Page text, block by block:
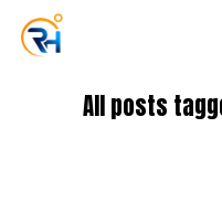
All posts